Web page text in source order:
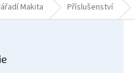
Makita Příslušenství